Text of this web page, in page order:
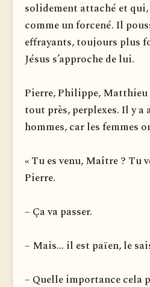
solidement attaché et
comme un forcené. Il
effrayants, toujours plus
Jésus s’approche de lui.
Pierre, Philippe,
tout près, perplexes. Il y a
hommes, car les femmes
« Tu es venu, Maître ? Tu
Pierre.
– Ça va passer.
– Mais... il est païen, le
– Quelle importance cela